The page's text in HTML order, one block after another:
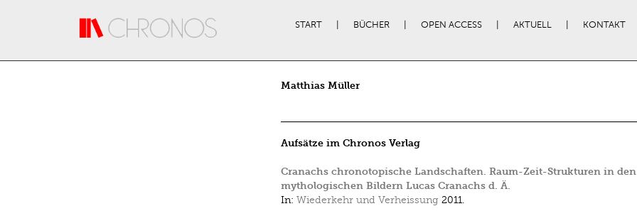
START BÜCHER OPEN ACCESS AKTUELL KONTAKT
Matthias Müller
Aufsätze im Chronos Verlag
Cranachs chronotopische Landschaften. Raum-Zeit-Strukturen in den
mythologischen Bildern Lucas Cranachs d. Ä.
In: Wiederkehr und Verheissung 2011.